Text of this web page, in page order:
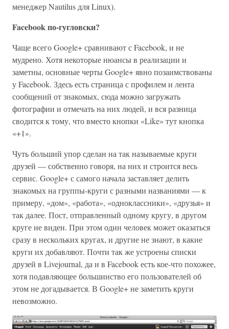
менеджер Nautilus для Linux).
Facebook по-гугловски?
Чаще всего Google+ сравнивают с Facebook, и не
мудрено. Хотя некоторые нюансы в реализации и
заметны, основные черты Google+ явно позаимствованы
у Facebook. Здесь есть страница с профилем и лента
сообщений от знакомых, сюда можно загружать
фотографии и отмечать на них людей, и вся разница
сводится к тому, что вместо кнопки «Like» тут кнопка
«+1».
Чуть больший упор сделан на так называемые круги
друзей — собственно говоря, на них и строится весь
сервис. Google+ с самого начала заставляет делить
знакомых на группы-круги с разными названиями — к
примеру, «дом», «работа», «одноклассники», «друзья» и
так далее. Пост, отправленный одному кругу, в другом
круге не виден. При этом один человек может оказаться
сразу в нескольких кругах, и другие не знают, в какие
круги их добавляют. Почти так же устроены списки
друзей в Livejournal, да и в Facebook есть кое-что похожее,
хотя подавляющее большинство его пользователей об
этом не догадывается. В Google+ не заметить круги
невозможно.